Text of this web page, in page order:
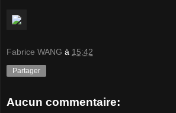
Fabrice WANG à 15:42
Partager
Aucun commentaire: